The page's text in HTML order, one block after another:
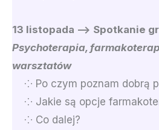
13 listopada –> Spotkanie
Psychoterapia,
warsztatów
⁘ Po czym poznam dobrą
⁘ Jakie są opcje
⁘ Co dalej?